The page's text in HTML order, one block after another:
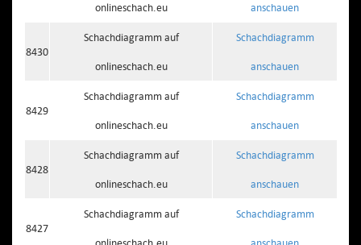
onlineschach.eu anschauen
8430
Schachdiagramm auf
onlineschach.eu
Schachdiagramm
anschauen
8429
Schachdiagramm auf
onlineschach.eu
Schachdiagramm
anschauen
8428
Schachdiagramm auf
onlineschach.eu
Schachdiagramm
anschauen
8427
Schachdiagramm auf Schachdiagramm